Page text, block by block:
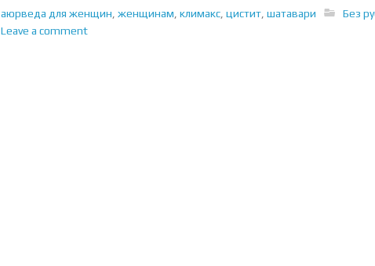
аюрведа для женщин женщинам климакс, цистит, шатавари
Без
Leave a comment